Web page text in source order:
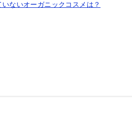
ないオーガニックコスメは？